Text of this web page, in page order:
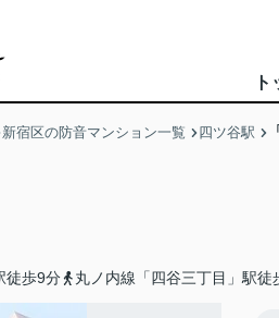
新宿区の防音マンション一覧 四ツ谷駅
徒歩9分 丸ノ内線「四谷三丁目」駅徒